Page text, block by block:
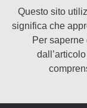
Questo sito
significa che
Per saperne